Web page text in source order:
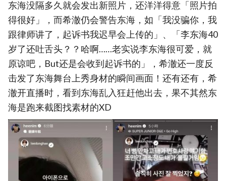
东海没隔多久就会发出新照片，还洋洋得意「照片拍
得很好」，而希澈仍会警告东海，如「我没骗你，我
跟律师讲了，起诉书我迟早会上传的」、「李东海40
岁了还吐舌头？？哈啊……老实说李东海很可爱，就
原谅吧，But还是会收到起诉书的」，希澈还一度反
击发了东海舞台上秀身材的瞬间画面！还有还有，希
澈开直播时，看到东海乱入狂赶他出去，果不其然东
海是跑来截图找素材的XD